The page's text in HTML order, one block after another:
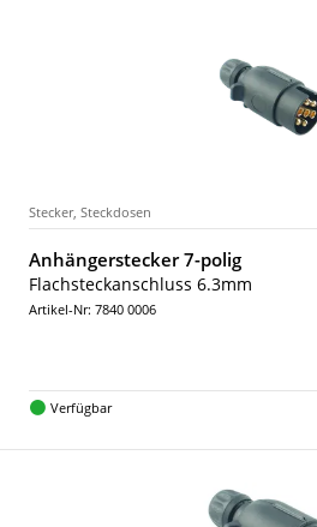
Stecker, Steckdosen
Anhängerstecker 7-polig
Flachsteckanschluss 6.3mm
Artikel-Nr: 7840 0006
Verfügbar